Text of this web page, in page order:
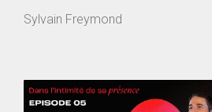
Sylvain Freymond